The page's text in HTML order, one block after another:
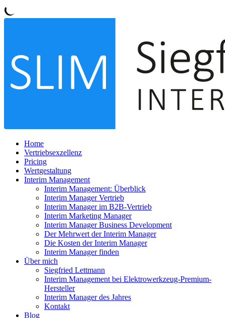
Home
Vertriebsexzellenz
Pricing
Wertgestaltung
Interim Management
Interim Management: Überblick
Interim Manager Vertrieb
Interim Manager im B2B-Vertrieb
Interim Marketing Manager
Interim Manager Business Development
Der Mehrwert der Interim Manager
Die Kosten der Interim Manager
Interim Manager finden
Über mich
Siegfried Lettmann
Interim Management bei Elektrowerkzeug-Premium-
Hersteller
Interim Manager des Jahres
Kontakt
Blog